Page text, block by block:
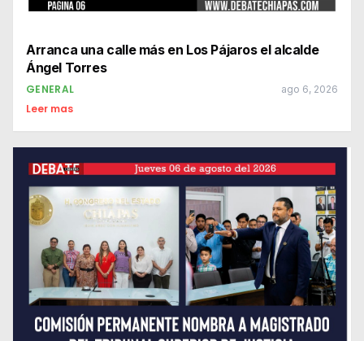
Arranca una calle más en Los Pájaros el alcalde
Ángel Torres
GENERAL ago 6, 2026
Leer mas